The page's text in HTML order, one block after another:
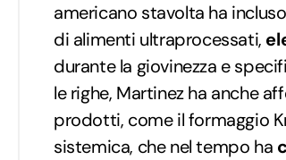
americano stavolta ha
di alimenti ultraprocessati,
durante la giovinezza e
le righe, Martinez ha anche
prodotti, come il formaggio
sistemica, che nel tempo ha